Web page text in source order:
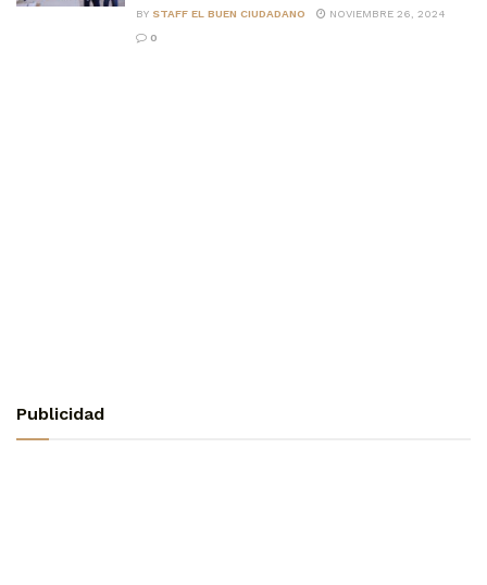
BY STAFF EL BUEN CIUDADANO
NOVIEMBRE 26, 2024
0
Publicidad